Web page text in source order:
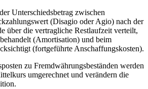
Unterschiedsbetrag zwischen
(Disagio oder Agio) nach der
über die vertragliche Restlaufzeit verteilt,
(Amortisation) und beim
(fortgeführte Anschaffungskosten).
zu Fremdwährungsbeständen werden
umgerechnet und verändern die